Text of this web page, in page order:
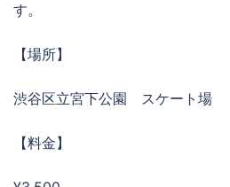
す。
【場所】
渋谷区立宮下公園 スケート場
【料金】